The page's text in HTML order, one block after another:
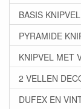
BASIS
PYRAMIDE
KNIPVEL MET
2 VELLEN
DUFEX EN